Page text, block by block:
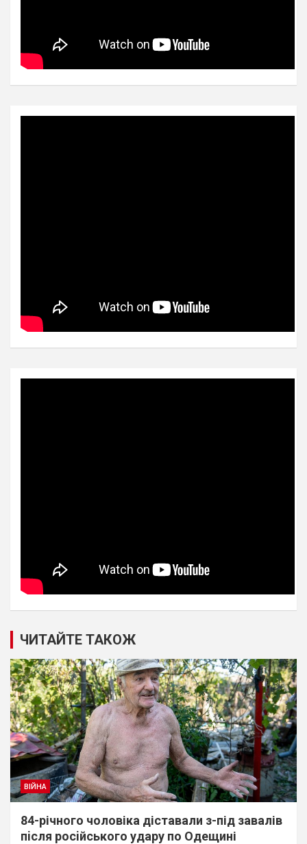
ЧИТАЙТЕ ТАКОЖ
ВІЙНА
84-річного чоловіка діставали з-під завалів
пiсля росiйського удару по Одещині